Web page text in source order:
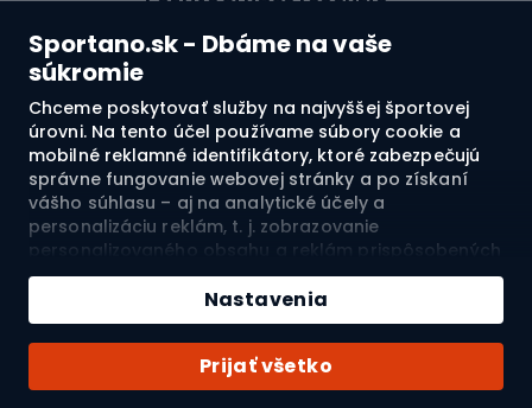
Sportano.sk - Dbáme na vaše
súkromie
Chceme poskytovať služby na najvyššej športovej
úrovni. Na tento účel používame súbory cookie a
mobilné reklamné identifikátory, ktoré zabezpečujú
správne fungovanie webovej stránky a po získaní
vášho súhlasu – aj na analytické účely a
personalizáciu reklám, t. j. zobrazovanie
personalizovaného obsahu a reklám prispôsobených
vašim záujmom a meranie ich účinnosti. Súbory
cookie a mobilné reklamné identifikátory môžu byť
použité ako na personalizované, tak aj na
nepersonalizované reklamné aktivity – v závislosti od
vášho súhlasu. Ak kliknete na „Prijmúť všetko“,
vyjadríte súhlas so spracovaním vašich osobných
Prijať všetko
Nastavenia
4.7
Doprava do: SK
© 2026 Sportano